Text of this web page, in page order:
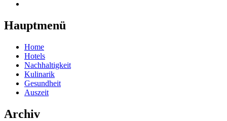
Hauptmenü
Home
Hotels
Nachhaltigkeit
Kulinarik
Gesundheit
Auszeit
Archiv